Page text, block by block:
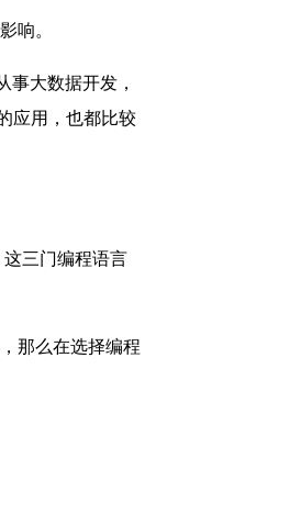
响。
事大数据开发，
应用，也都比较
三门编程语言
那么在选择编程